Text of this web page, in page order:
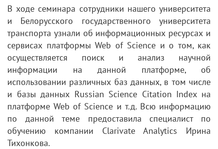
В ходе семинара сотрудники нашего университета
и Белорусского государственного университета
транспорта узнали об информационных ресурсах и
сервисах платформы Web of Science и о том, как
осуществляется поиск и анализ научной
информации на данной платформе, об
использовании различных баз данных, в том числе
и базы данных Russian Science Citation Index на
платформе Web of Science и т.д. Всю информацию
по данной теме предоставила специалист по
обучению компании Clarivate Analytics Ирина
Тихонкова.